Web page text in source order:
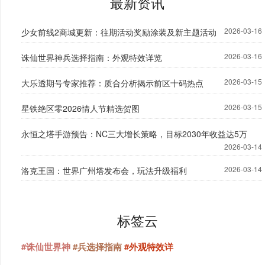
少女前线2商城更新：往期活动奖励涂装及新主题活动 2026-03-16
诛仙世界神兵选择指南：外观特效详览 2026-03-16
大乐透期号专家推荐：质合分析揭示前区十码热点 2026-03-15
星铁绝区零2026情人节精选贺图 2026-03-15
永恒之塔手游预告：NC三大增长策略，目标2030年收益达5万
2026-03-14
洛克王国：世界广州塔发布会，玩法升级福利 2026-03-14
标签云
#诛仙世界神#兵选择指南#外观特效详